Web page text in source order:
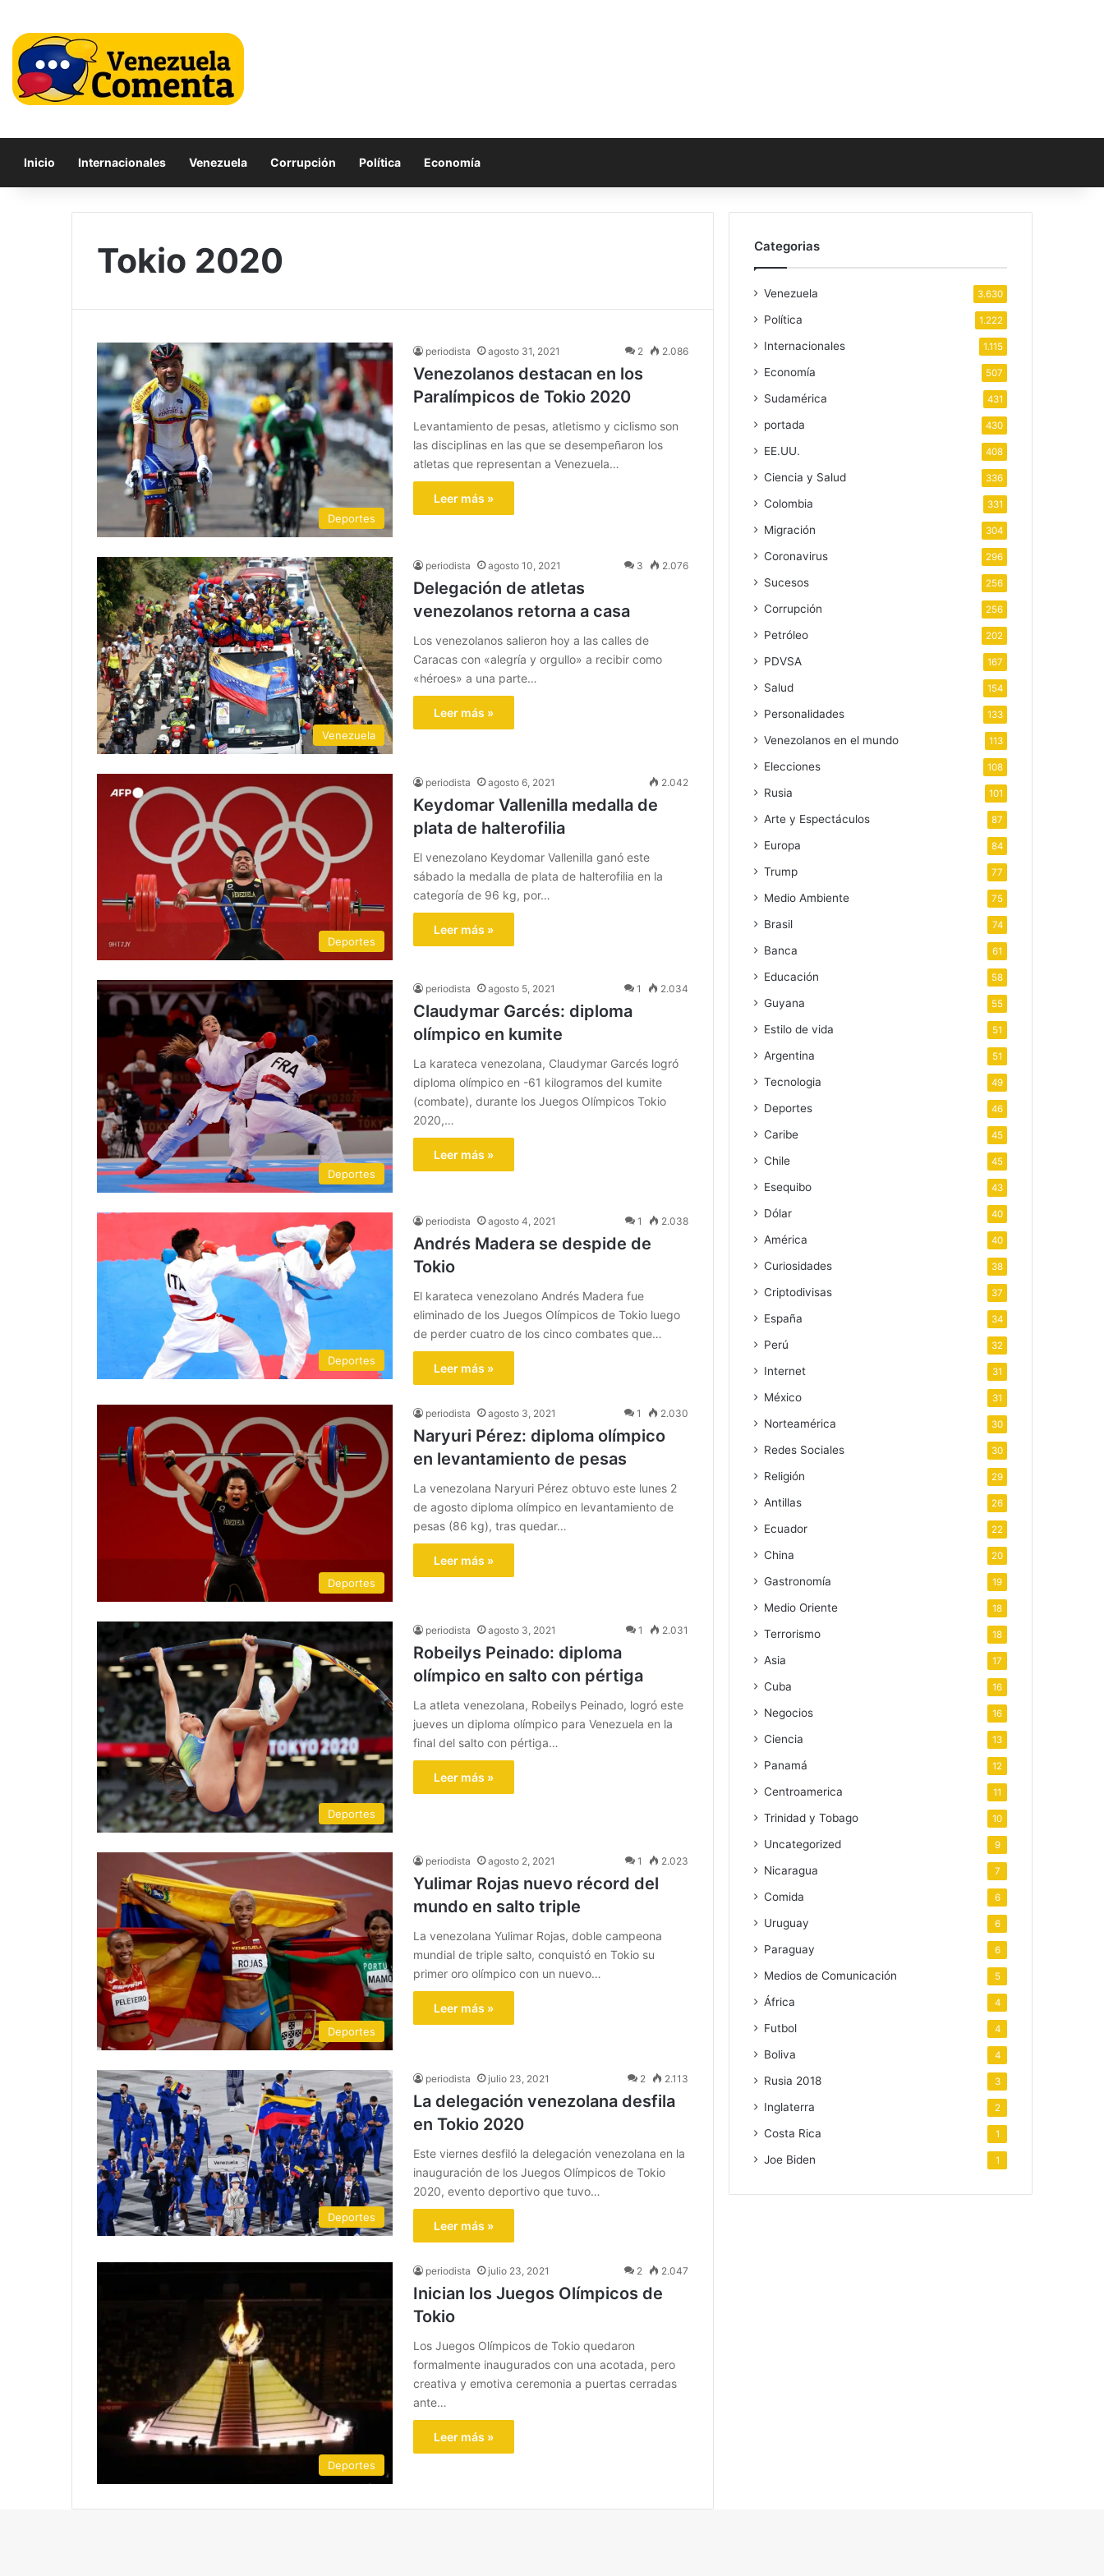
Inicio Internacionales Venezuela Corrupción Política Economía
Tokio 2020
Deportes
periodista agosto 31, 2021 2 2.086
Venezolanos destacan en los
Paralímpicos de Tokio 2020
Levantamiento de pesas, atletismo y ciclismo son
las disciplinas en las que se desempeñaron los
atletas que representan a Venezuela…
Leer más »
Venezuela
periodista agosto 10, 2021 3 2.076
Delegación de atletas
venezolanos retorna a casa
Los venezolanos salieron hoy a las calles de
Caracas con «alegría y orgullo» a recibir como
«héroes» a una parte…
Leer más »
Deportes
periodista agosto 6, 2021 2.042
Keydomar Vallenilla medalla de
plata de halterofilia
El venezolano Keydomar Vallenilla ganó este
sábado la medalla de plata de halterofilia en la
categoría de 96 kg, por…
Leer más »
Deportes
periodista agosto 5, 2021 1 2.034
Claudymar Garcés: diploma
olímpico en kumite
La karateca venezolana, Claudymar Garcés logró
diploma olímpico en -61 kilogramos del kumite
(combate), durante los Juegos Olímpicos Tokio
2020,…
Leer más »
Deportes
periodista agosto 4, 2021 1 2.038
Andrés Madera se despide de
Tokio
El karateca venezolano Andrés Madera fue
eliminado de los Juegos Olímpicos de Tokio luego
de perder cuatro de los cinco combates que…
Leer más »
Deportes
periodista agosto 3, 2021 1 2.030
Naryuri Pérez: diploma olímpico
en levantamiento de pesas
La venezolana Naryuri Pérez obtuvo este lunes 2
de agosto diploma olímpico en levantamiento de
pesas (86 kg), tras quedar…
Leer más »
Deportes
periodista agosto 3, 2021 1 2.031
Robeilys Peinado: diploma
olímpico en salto con pértiga
La atleta venezolana, Robeilys Peinado, logró este
jueves un diploma olímpico para Venezuela en la
final del salto con pértiga…
Leer más »
Deportes
periodista agosto 2, 2021 1 2.023
Yulimar Rojas nuevo récord del
mundo en salto triple
La venezolana Yulimar Rojas, doble campeona
mundial de triple salto, conquistó en Tokio su
primer oro olímpico con un nuevo…
Leer más »
Deportes
periodista julio 23, 2021 2 2.113
La delegación venezolana desfila
en Tokio 2020
Este viernes desfiló la delegación venezolana en la
inauguración de los Juegos Olímpicos de Tokio
2020, evento deportivo que tuvo…
Leer más »
Deportes
periodista julio 23, 2021 2 2.047
Inician los Juegos Olímpicos de
Tokio
Los Juegos Olímpicos de Tokio quedaron
formalmente inaugurados con una acotada, pero
creativa y emotiva ceremonia a puertas cerradas
ante…
Leer más »
Categorias
Venezuela 3.630
Política 1.222
Internacionales 1.115
Economía 507
Sudamérica 431
portada 430
EE.UU. 408
Ciencia y Salud 336
Colombia 331
Migración 304
Coronavirus 296
Sucesos 256
Corrupción 256
Petróleo 202
PDVSA 167
Salud 154
Personalidades 133
Venezolanos en el mundo 113
Elecciones 108
Rusia 101
Arte y Espectáculos 87
Europa 84
Trump 77
Medio Ambiente 75
Brasil 74
Banca 61
Educación 58
Guyana 55
Estilo de vida 51
Argentina 51
Tecnologia 49
Deportes 46
Caribe 45
Chile 45
Esequibo 43
Dólar 40
América 40
Curiosidades 38
Criptodivisas 37
España 34
Perú 32
Internet 31
México 31
Norteamérica 30
Redes Sociales 30
Religión 29
Antillas 26
Ecuador 22
China 20
Gastronomía 19
Medio Oriente 18
Terrorismo 18
Asia 17
Cuba 16
Negocios 16
Ciencia 13
Panamá 12
Centroamerica 11
Trinidad y Tobago 10
Uncategorized 9
Nicaragua 7
Comida 6
Uruguay 6
Paraguay 6
Medios de Comunicación 5
África 4
Futbol 4
Boliva 4
Rusia 2018 3
Inglaterra 2
Costa Rica 1
Joe Biden 1